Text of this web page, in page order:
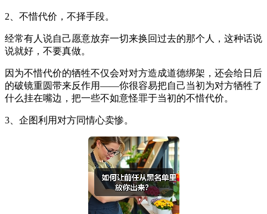
2、不惜代价，不择手段。
经常有人说自己愿意放弃一切来换回过去的那个人，这种话说
说就好，不要真做。
因为不惜代价的牺牲不仅会对对方造成道德绑架，还会给日后
的破镜重圆带来反作用——你很容易把自己当初为对方牺牲了
什么挂在嘴边，把一些不如意怪罪于当初的不惜代价。
3、企图利用对方同情心卖惨。